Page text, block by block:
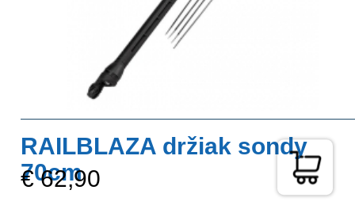
RAILBLAZA držiak sondy
70cm
€ 62,90